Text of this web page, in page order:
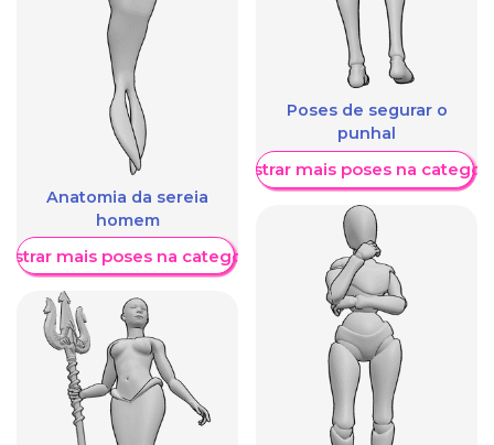
Anatomia da sereia
homem
mais poses na categoria
Poses de segurar o
punhal
Mostrar mais poses na